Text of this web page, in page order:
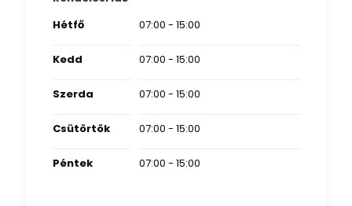
Hétfő
07:00 - 15:00
Kedd 07:00 - 15:00
Szerda 07:00 - 15:00
Csütörtök 07:00 - 15:00
Péntek 07:00 - 15:00